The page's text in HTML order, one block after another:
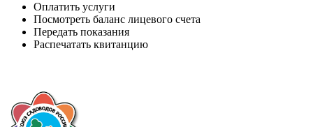
Оплатить услуги
Посмотреть баланс лицевого счета
Передать показания
Распечатать квитанцию